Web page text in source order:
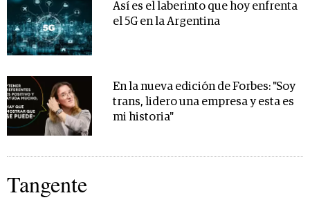
Así es el laberinto que hoy enfrenta
el 5G en la Argentina
En la nueva edición de Forbes: "Soy
trans, lidero una empresa y esta es
mi historia"
Tangente